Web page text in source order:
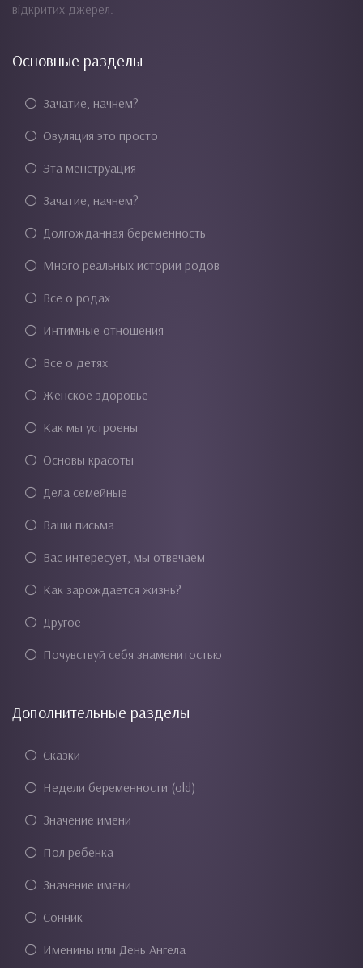
відкритих джерел.
Основные разделы
Зачатие, начнем?
Овуляция это просто
Эта менструация
Зачатие, начнем?
Долгожданная беременность
Много реальных истории родов
Все о родах
Интимные отношения
Все о детях
Женское здоровье
Как мы устроены
Основы красоты
Дела семейные
Ваши письма
Вас интересует, мы отвечаем
Как зарождается жизнь?
Другое
Почувствуй себя знаменитостью
Дополнительные разделы
Сказки
Недели беременности (old)
Значение имени
Пол ребенка
Значение имени
Сонник
Именины или День Ангела